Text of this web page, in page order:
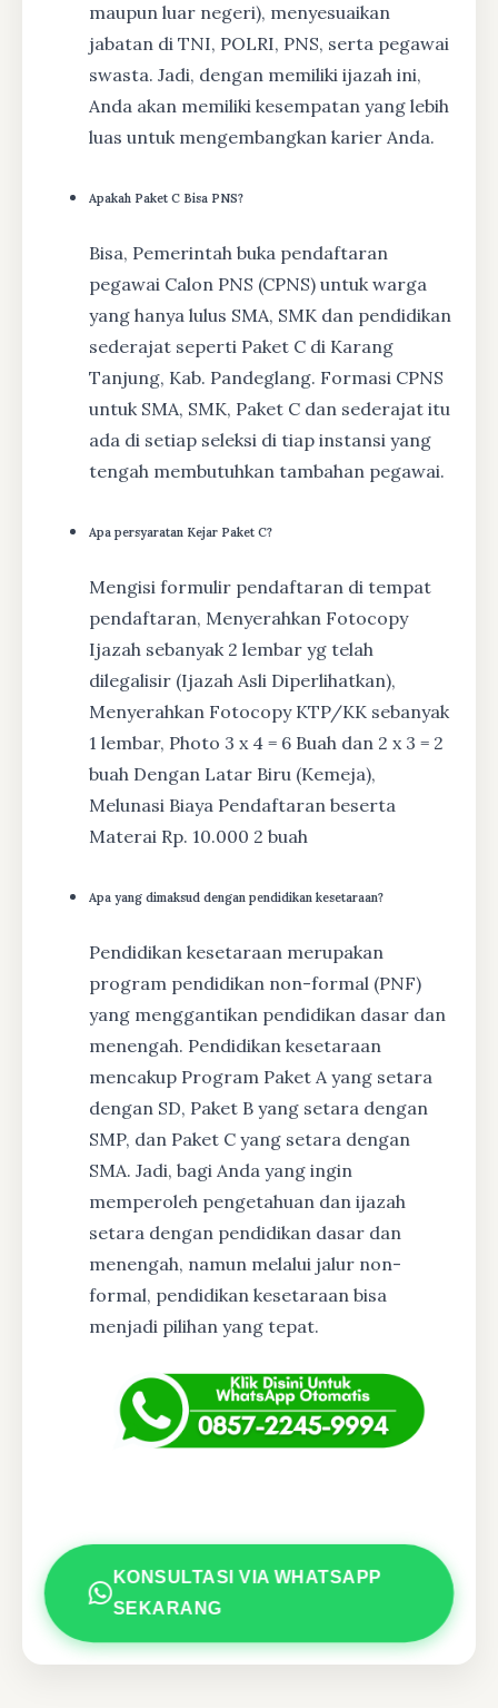
maupun luar negeri), menyesuaikan
jabatan di TNI, POLRI, PNS, serta pegawai
swasta. Jadi, dengan memiliki ijazah ini,
Anda akan memiliki kesempatan yang lebih
luas untuk mengembangkan karier Anda.
Apakah Paket C Bisa PNS?
Bisa, Pemerintah buka pendaftaran
pegawai Calon PNS (CPNS) untuk warga
yang hanya lulus SMA, SMK dan pendidikan
sederajat seperti Paket C di Karang
Tanjung, Kab. Pandeglang. Formasi CPNS
untuk SMA, SMK, Paket C dan sederajat itu
ada di setiap seleksi di tiap instansi yang
tengah membutuhkan tambahan pegawai.
Apa persyaratan Kejar Paket C?
Mengisi formulir pendaftaran di tempat
pendaftaran, Menyerahkan Fotocopy
Ijazah sebanyak 2 lembar yg telah
dilegalisir (Ijazah Asli Diperlihatkan),
Menyerahkan Fotocopy KTP/KK sebanyak
1 lembar, Photo 3 x 4 = 6 Buah dan 2 x 3 = 2
buah Dengan Latar Biru (Kemeja),
Melunasi Biaya Pendaftaran beserta
Materai Rp. 10.000 2 buah
Apa yang dimaksud dengan pendidikan kesetaraan?
Pendidikan kesetaraan merupakan
program pendidikan non-formal (PNF)
yang menggantikan pendidikan dasar dan
menengah. Pendidikan kesetaraan
mencakup Program Paket A yang setara
dengan SD, Paket B yang setara dengan
SMP, dan Paket C yang setara dengan
SMA. Jadi, bagi Anda yang ingin
memperoleh pengetahuan dan ijazah
setara dengan pendidikan dasar dan
menengah, namun melalui jalur non-
formal, pendidikan kesetaraan bisa
menjadi pilihan yang tepat.
KONSULTASI VIA WHATSAPP
SEKARANG